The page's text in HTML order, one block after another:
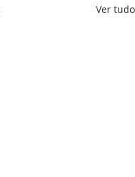
Ver tudo